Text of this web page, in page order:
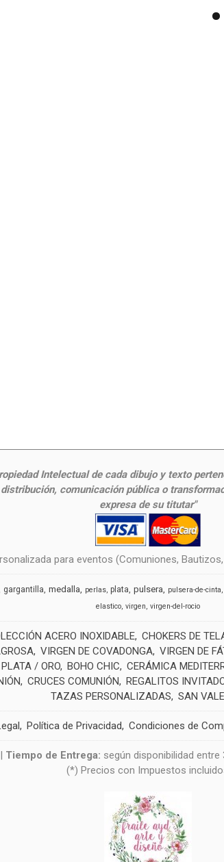
Intelectual de cada dibujo y texto
comunicación pública o
expresa de su titutar"
para eventos (Comuniones,
gargantilla medalla perlas plata pulsera pulsera-de-cinta
elastico virgen virgen-del-rocio
ACERO INOXIDABLE CHOKERS DE
VIRGEN DE COVADONGA VIRGEN DE
/ ORO BOHO CHIC CERÁMICA
CRUCES COMUNIÓN REGALITOS
TAZAS PERSONALIZADAS
SAN
Política de Privacidad Condiciones de
| Tiempo de Entrega: según disponibilidad
(*) Precios con Impuestos